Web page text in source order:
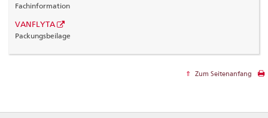
Fachinformation
VANFLYTA
Packungsbeilage
Zum Seitenanfang